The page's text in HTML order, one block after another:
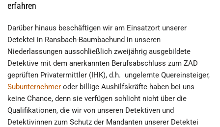
erfahren
Darüber hinaus beschäftigen wir am Einsatzort unserer
Detektei in Ransbach-Baumbachund in unseren
Niederlassungen ausschließlich zweijährig ausgebildete
Detektive mit dem anerkannten Berufsabschluss zum ZAD
geprüften Privatermittler (IHK), d.h. ungelernte Quereinsteiger,
Subunternehmer oder billige Aushilfskräfte haben bei uns
keine Chance, denn sie verfügen schlicht nicht über die
Qualifikationen, die wir von unseren Detektiven und
Detektivinnen zum Schutz der Mandanten unserer Detektei